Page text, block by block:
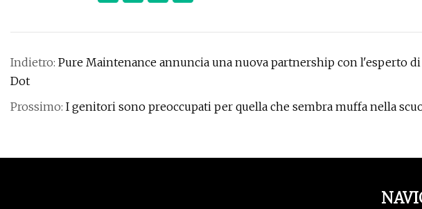
Indietro: Pure Maintenance annuncia una nuova partnership con l'esperto
Dot
Prossimo: I genitori sono preoccupati per quella che sembra muffa nella